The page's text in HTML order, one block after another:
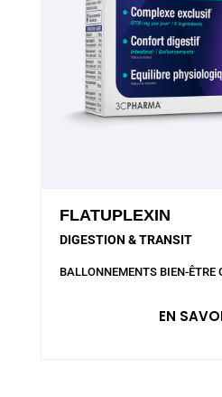
FLATUPLEXIN
DIGESTION & TRANSIT
BALLONNEMENTS BIEN-ÊTRE
EN